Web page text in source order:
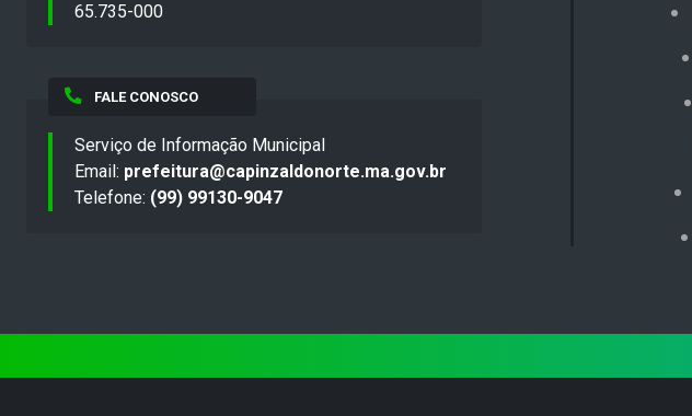
65.735-000
FALE CONOSCO
Serviço de Informação Municipal
Email: prefeitura@capinzaldonorte.ma.gov.br
Telefone: (99) 99130-9047